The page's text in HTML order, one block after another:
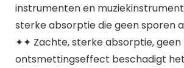
instrumenten en
sterke absorptie die geen sporen
✦✦ Zachte, sterke absorptie, geen
ontsmettingseffect beschadigt